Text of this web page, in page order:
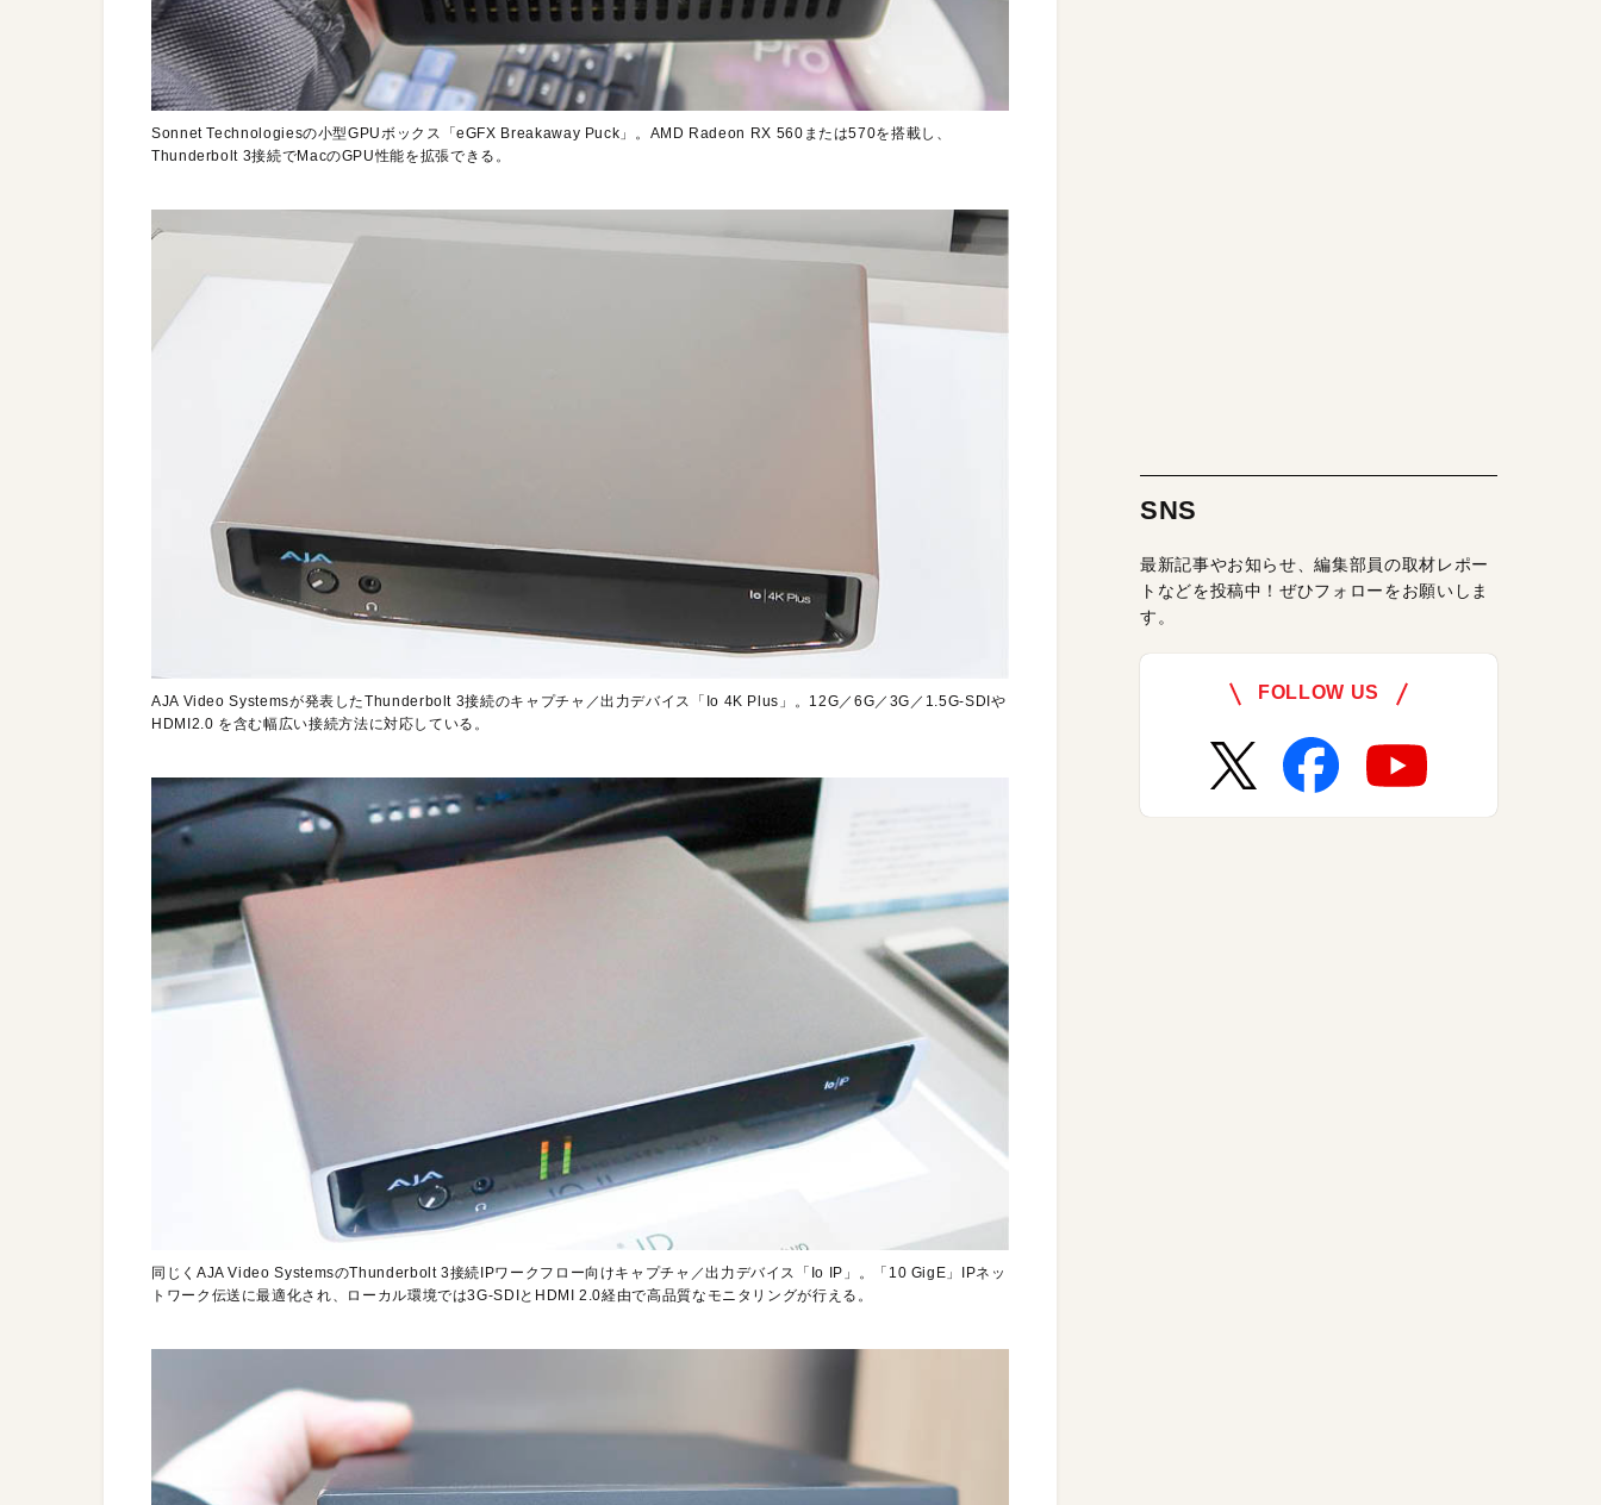
Sonnet Technologiesの小型GPUボックス「eGFX Breakaway Puck」。AMD Radeon RX 560または570を搭載し、
Thunderbolt 3接続でMacのGPU性能を拡張できる。
AJA Video Systemsが発表したThunderbolt 3接続のキャプチャ／出力デバイス「Io 4K Plus」。12G／6G／3G／1.5G-SDIや
HDMI2.0 を含む幅広い接続方法に対応している。
同じくAJA Video SystemsのThunderbolt 3接続IPワークフロー向けキャプチャ／出力デバイス「Io IP」。「10 GigE」IPネッ
トワーク伝送に最適化され、ローカル環境では3G-SDIとHDMI 2.0経由で高品質なモニタリングが行える。
SNS
最新記事やお知らせ、編集部員の取材レポー
トなどを投稿中！ぜひフォローをお願いしま
す。
FOLLOW US